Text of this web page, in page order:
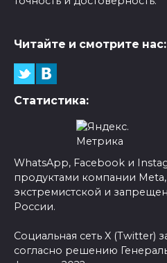
Читайте и смотрите нас:
Статистика:
WhatsApp, Facebook и
продуктами компании
экстремистской и
России.
Социальная сеть X (Twitter)
согласно решению